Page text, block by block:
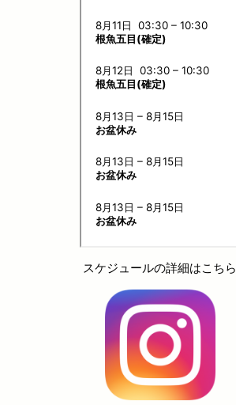
スケジュールの詳細はこちら